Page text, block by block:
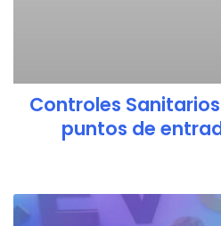
Controles
puntos de